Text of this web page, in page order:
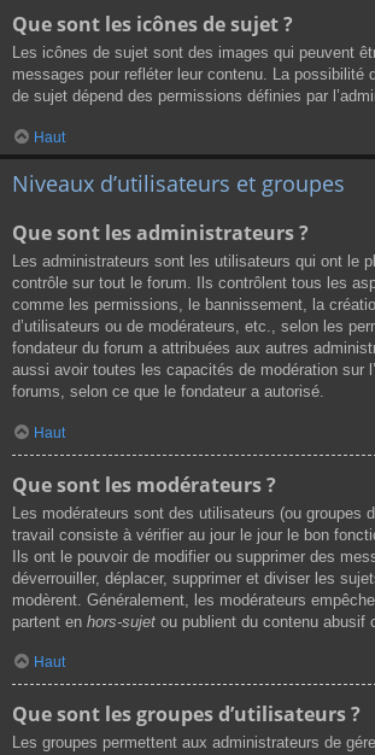
Que sont les icônes de sujet ?
Les icônes de sujet sont des images qui peuvent
messages pour refléter leur contenu. La possibilité
de sujet dépend des permissions définies par
Haut
Niveaux d’utilisateurs et groupes
Que sont les administrateurs ?
Les administrateurs sont les utilisateurs qui ont le
contrôle sur tout le forum. Ils contrôlent tous les
comme les permissions, le bannissement, la
d’utilisateurs ou de modérateurs, etc., selon les
fondateur du forum a attribuées aux autres
aussi avoir toutes les capacités de modération sur
forums, selon ce que le fondateur a autorisé.
Haut
Que sont les modérateurs ?
Les modérateurs sont des utilisateurs (ou groupes
travail consiste à vérifier au jour le jour le bon
Ils ont le pouvoir de modifier ou supprimer des
déverrouiller, déplacer, supprimer et diviser les
modèrent. Généralement, les modérateurs
partent en hors-sujet ou publient du contenu abusif
Haut
Que sont les groupes d’utilisateurs ?
Les groupes permettent aux administrateurs de